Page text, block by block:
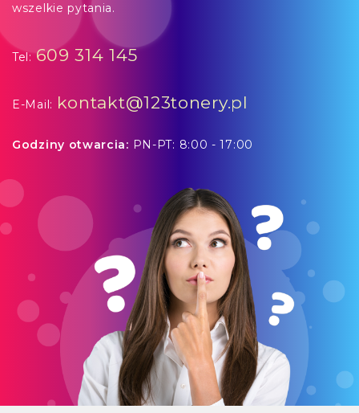
wszelkie pytania.
Tel:609 314 145
E-Mail: kontakt@123tonery.pl
Godziny otwarcia: PN-PT: 8:00 - 17:00